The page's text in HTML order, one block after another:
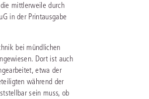
mittlerweile durch
in der Printausgabe
bei mündlichen
Dort ist auch
etwa der
während der
sein muss, ob